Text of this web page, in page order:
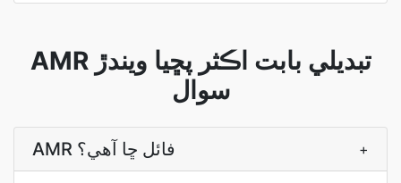
AMR تبديلي بابت اڪثر پڇيا ويندڙ
سوال
AMR فائل ڇا آھي؟ +